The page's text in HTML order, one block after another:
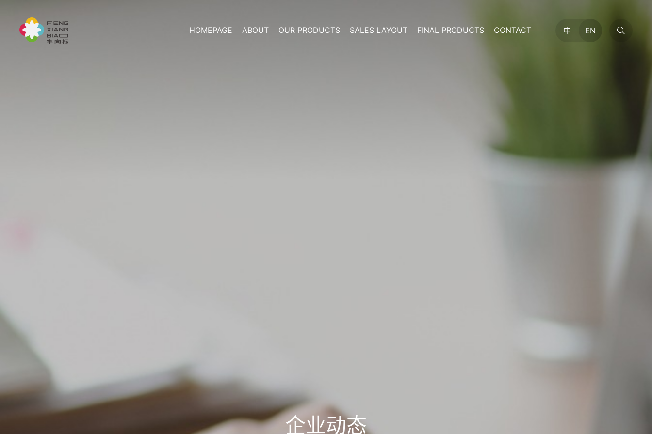
HOMEPAGE ABOUT OUR PRODUCTS SALES LAYOUT FINAL PRODUCTS CONTACT 中 EN
企业动态